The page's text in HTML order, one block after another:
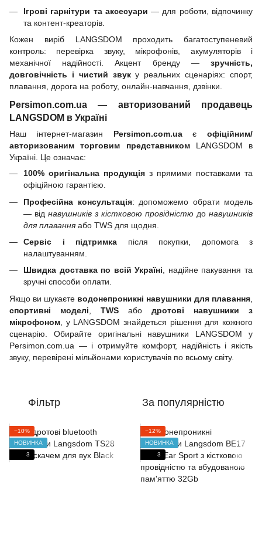
Ігрові гарнітури та аксесуари — для роботи, відпочинку
та контент-креаторів.
Кожен виріб LANGSDOM проходить багатоступеневий
контроль: перевірка звуку, мікрофонів, акумуляторів і
механічної надійності. Акцент бренду — зручність,
довговічність і чистий звуку реальних сценаріях: спорт,
плавання, дорога на роботу, онлайн-навчання, дзвінки.
Persimon.com.ua — авторизований продавець
LANGSDOM в Україні
Наш інтернет-магазин Persimon.com.uaє офіційним/
авторизованим торговим представникомLANGSDOM в
Україні. Це означає:
100% оригінальна продукція з прямими поставками та
офіційною гарантією.
Професійна консультація: допоможемо обрати модель
— від навушників з кістковою провідністю донавушників
для плавання або TWS для щодня.
Сервіс і підтримка після покупки, допомога з
налаштуванням.
Швидка доставка по всій Україні, надійне пакування та
зручні способи оплати.
Якщо ви шукаєте водонепроникні навушники для плавання
спортивні моделі
TWS або дротові навушники з
мікрофоном , у LANGSDOM знайдеться рішення для кожного
сценарію. Обирайте оригінальні навушники LANGSDOM у
Persimon.com.ua — і отримуйте комфорт, надійність і якість
звуку, перевірені мільйонами користувачів по всьому світу.
Фільтр За популярністю
−10%
НОВИНКА
3
−12%
НОВИНКА
3